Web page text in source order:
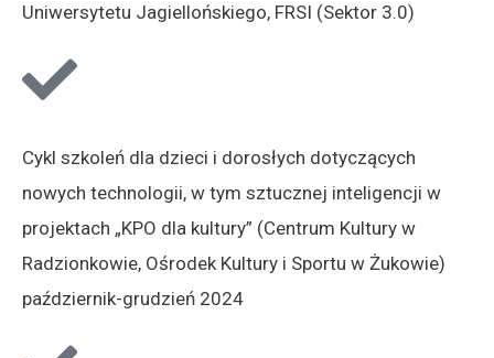
Uniwersytetu Jagiellońskiego, FRSI (Sektor 3.0)
Cykl szkoleń dla dzieci i dorosłych dotyczących
nowych technologii, w tym sztucznej inteligencji w
projektach „KPO dla kultury” (Centrum Kultury w
Radzionkowie, Ośrodek Kultury i Sportu w Żukowie)
październik-grudzień 2024